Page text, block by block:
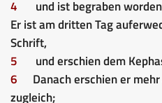
4
und ist begraben
Er ist am dritten Tag
Schrift,
5
und erschien dem
6
Danach erschien er
zugleich;